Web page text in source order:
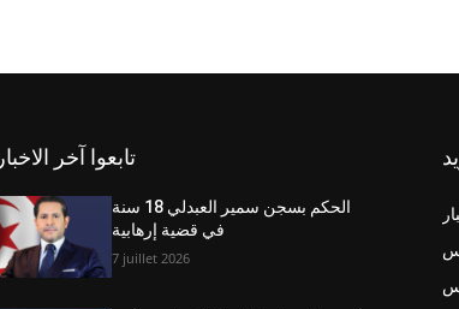
تابعوا آخر الاخبار
الحكم بسجن سمير العبدلي 18 سنة
في قضية إرهابية
7 juillet 2026